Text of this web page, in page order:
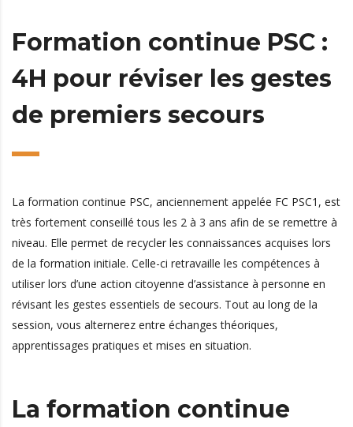
Formation continue PSC :
4H pour réviser les gestes
de premiers secours
La formation continue PSC, anciennement appelée FC PSC1, est
très fortement conseillé tous les 2 à 3 ans afin de se remettre à
niveau. Elle permet de recycler les connaissances acquises lors
de la formation initiale. Celle-ci retravaille les compétences à
utiliser lors d’une action citoyenne d’assistance à personne en
révisant les gestes essentiels de secours. Tout au long de la
session, vous alternerez entre échanges théoriques,
apprentissages pratiques et mises en situation.
La formation continue